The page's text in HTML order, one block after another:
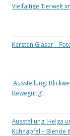
Vielfältige Tierwelt
Kersten Glaser –
Ausstellung:
Bewegung“
Ausstellung: Helga
Kühnapfel – Blende